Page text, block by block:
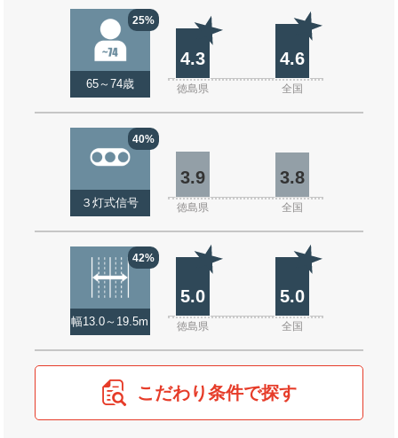
25%
65～74歳
4.3 4.6
徳島県 全国
40%
３灯式信号
3.9 3.8
徳島県 全国
42%
幅13.0～19.5m
5.0 5.0
徳島県 全国
こだわり条件で探す